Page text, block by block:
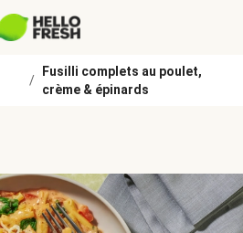
/
Fusilli complets au poulet,
crème & épinards